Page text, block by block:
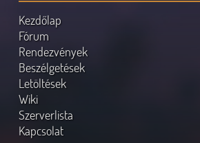
Kezdőlap
Fórum
Rendezvények
Beszélgetések
Letöltések
Wiki
Szerverlista
Kapcsolat